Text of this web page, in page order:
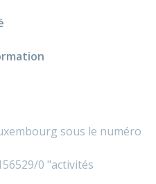
sous le numéro
0 "activités